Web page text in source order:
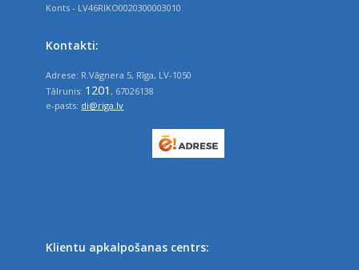
Konts - LV46RIKO0020300003010
Kontakti:
Adrese: R.Vāgnera 5, Rīga, LV-1050
Tālrunis: 1201 , 67026138
e-pasts: di@riga.lv
Klientu apkalpošanas centrs: